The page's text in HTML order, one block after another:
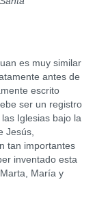
es muy similar
antes de
escrito
ser un registro
Iglesias bajo la
Jesús,
tan importantes
inventado esta
María y